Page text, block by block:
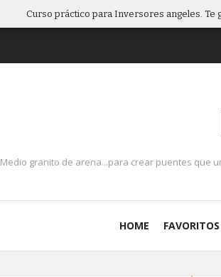
Curso práctico para Inversores angeles. Te
Medio granito de arena...para crear puentes que
HOME FAVORITOS